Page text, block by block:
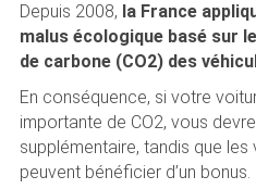
Depuis 2008, la France
malus écologique basé sur
de carbone (CO2) des
En conséquence, si votre
importante de CO2, vous
supplémentaire, tandis que
peuvent bénéficier d’un bonus.